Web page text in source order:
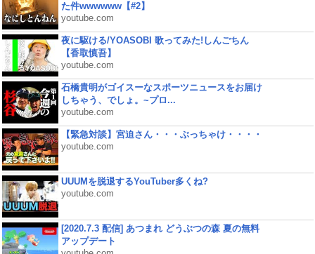
た件wwwwww【#2】
youtube.com
夜に駆ける/YOASOBI 歌ってみた!しんごちん
【香取慎吾】
youtube.com
石橋貴明がゴイスーなスポーツニュースをお届け
しちゃう、でしょ。~プロ...
youtube.com
【緊急対談】宮迫さん・・・ぶっちゃけ・・・・
youtube.com
UUUMを脱退するYouTuber多くね?
youtube.com
[2020.7.3 配信] あつまれ どうぶつの森 夏の無料
アップデート